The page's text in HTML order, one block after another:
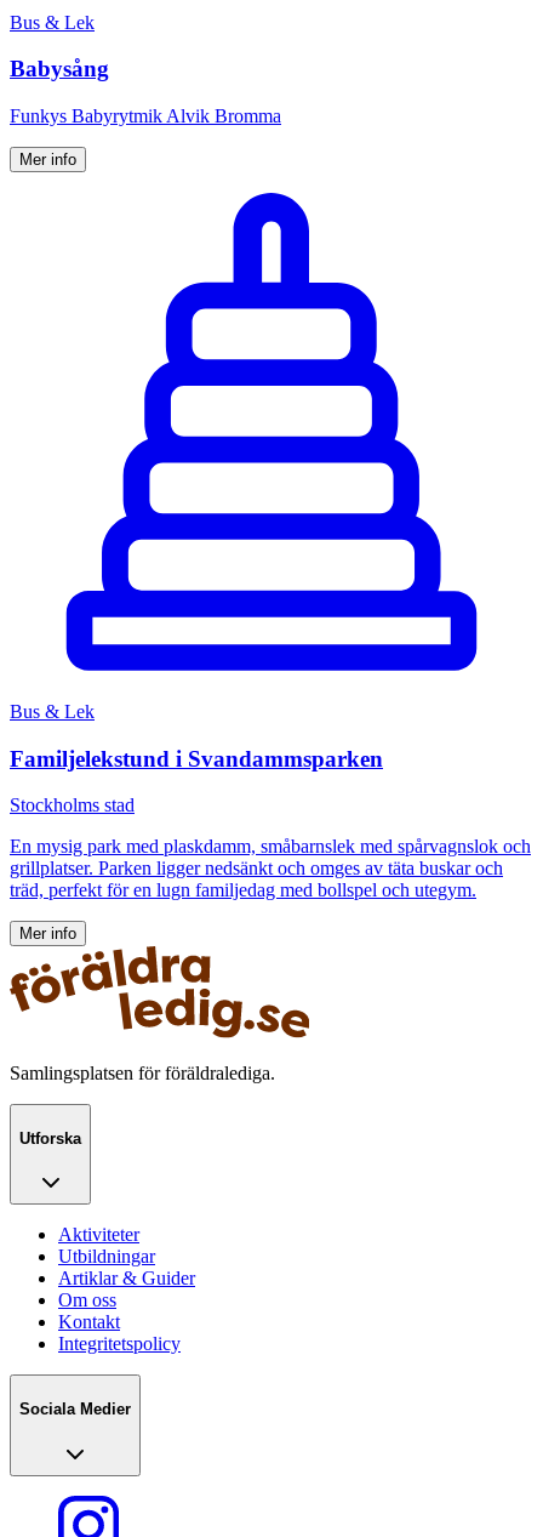
Bus & Lek
Babysång
Funkys Babyrytmik Alvik Bromma
Mer info
Bus & Lek
Familjelekstund i Svandammsparken
Stockholms stad
En mysig park med plaskdamm, småbarnslek med spårvagnslok och
grillplatser. Parken ligger nedsänkt och omges av täta buskar och
träd, perfekt för en lugn familjedag med bollspel och utegym.
Mer info
Samlingsplatsen för föräldralediga.
Utforska
Aktiviteter
Utbildningar
Artiklar & Guider
Om oss
Kontakt
Integritetspolicy
Sociala Medier